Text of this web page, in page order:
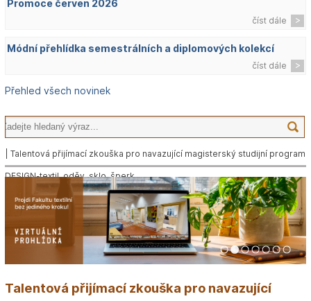
Promoce červen 2026
číst dále
Módní přehlídka semestrálních a diplomových kolekcí
číst dále
Přehled všech novinek
| Talentová přijímací zkouška pro navazující magisterský studijní program
DESIGN-textil, oděv, sklo, šperk
1 2 3 4 5 6 7
Talentová přijímací zkouška pro navazující